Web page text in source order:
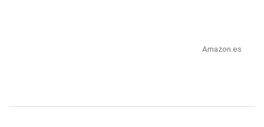
Amazon.es